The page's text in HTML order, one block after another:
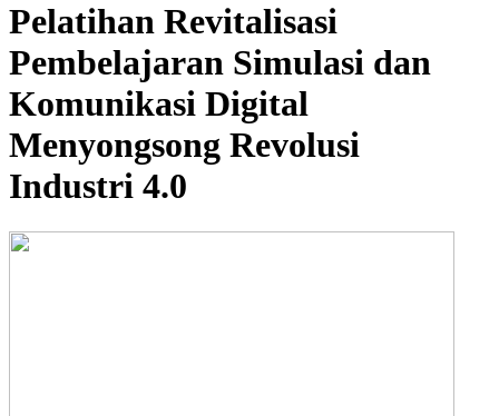
Pelatihan Revitalisasi
Pembelajaran Simulasi dan
Komunikasi Digital
Menyongsong Revolusi
Industri 4.0